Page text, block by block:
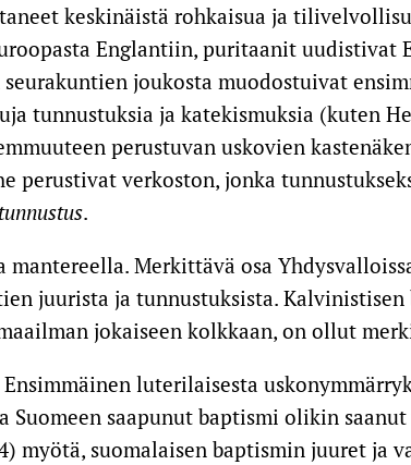
keskinäistä rohkaisua ja
Englantiin, puritaanit uudistivat
joukosta muodostuivat
tunnustuksia ja katekismuksia (kuten
perustuvan uskovien
perustivat verkoston, jonka
.
Merkittävä osa
juurista ja tunnustuksista. Kalvinistisen
jokaiseen kolkkaan, on ollut
luterilaisesta
Suomeen saapunut baptismi olikin
myötä, suomalaisen baptismin juuret ja